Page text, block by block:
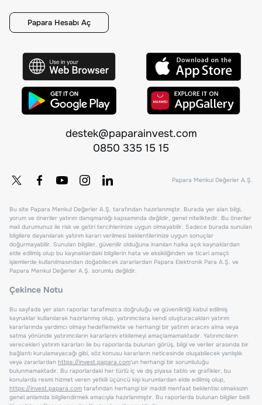
Papara Hesabı Aç
destek@paparainvest.com
0850 335 15 15
Papara Menkul Değerler A.Ş.
Bu site Papara Menkul Değerler A.Ş. tarafından hazırlanmıştır. Burada yer alan bilgi,
yorum ve öneriler yatırım danışmanlığı kapsamında değildir, genel niteliktedir. Bu öneriler
mali durumunuz ile risk ve getiri tercihlerinize uygun olmayabilir. Sadece burada sunulan
bilgilere dayanılarak yatırım kararı verilmesi beklentilerinize uygun sonuçlar
doğurmayabilir. Sunulan bilgiler, güvenilir olduğuna inanılan halka açık kaynaklardan
elde edilmiş olup bu kaynaklardaki bilgilerin hata ve eksikliğinden ve ticari amaçlı
işlemlerde kullanılmasından doğabilecek zararlardan Papara Elektronik Para A.Ş. ve
Papara Menkul Değerler A.Ş. sorumlu değildir.
Çekince Notu
Bu sayfada yer alan raporlar tarafımızca doğruluğu ve güvenilirliği kabul edilmiş
kaynaklar kullanılarak hazırlanmış olup, yatırımcılara kendi oluşturacakları yatırım
kararlarında yardımcı olmayı hedeflemekte ve herhangi bir yatırım aracını alma veya
satma yönünde yatırımcıların kararlarını etkilemeyi amaçlamamaktadır. Yatırımcıların
verecekleri yatırım kararları ile bu raporlarda bulunan görüş, bilgi ve veriler arasında bir
bağlantı kurulamayacağı gibi, söz konusu kararların neticesinde oluşabilecek yanlışlık
veya zararlardan https://invest.papara.com'un herhangi bir sorumluluğu
bulunmamaktadır. Bu raporlardaki her türlü iç ve dış piyasa tablo ve grafikler, bu
konularda resmi hizmet veren yetkili üçüncü kişi kurumlardan elde edilmiş olup,
https://invest.papara.com tarafından herhangi bir maddi menfaat beklentisi olmaksızın
genel anlamda bilgilendirmek amacıyla hazırlanmıştır. Bu raporlarda bulunan bilgiler belli